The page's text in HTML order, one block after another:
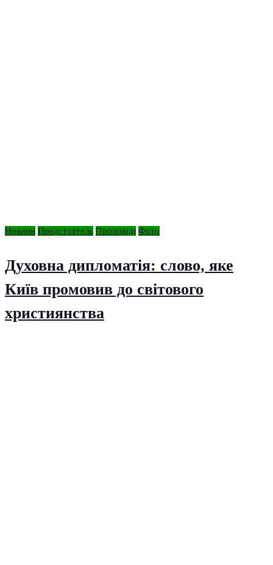
Новини Предстоятель Проповіді Фото
Духовна дипломатія: слово, яке
Київ промовив до світового
християнства